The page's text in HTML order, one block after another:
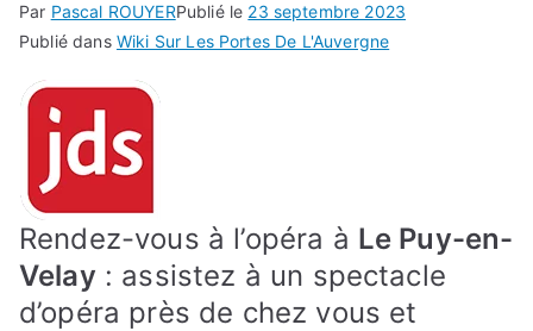
Par Pascal ROUYERPublié le 23 septembre 2023
Publié dans Wiki Sur Les Portes De L'Auvergne
Rendez-vous à l’opéra à Le Puy-en-
Velay : assistez à un spectacle
d’opéra près de chez vous et